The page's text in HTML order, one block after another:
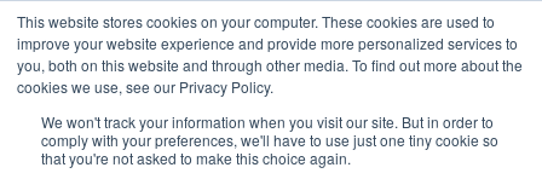
This website stores cookies on your computer. These cookies are used to
improve your website experience and provide more personalized services to
you, both on this website and through other media. To find out more about the
cookies we use, see our Privacy Policy.
We won't track your information when you visit our site. But in order to
comply with your preferences, we'll have to use just one tiny cookie so
that you're not asked to make this choice again.
Lederpodden 6apr2023 168 Del